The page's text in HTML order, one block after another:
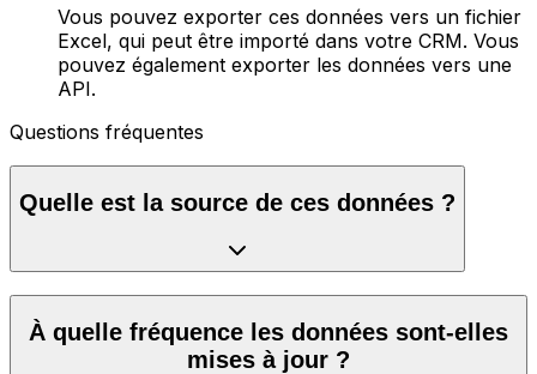
Vous pouvez exporter ces données vers un fichier
Excel, qui peut être importé dans votre CRM. Vous
pouvez également exporter les données vers une
API.
Questions fréquentes
Quelle est la source de ces données ?
À quelle fréquence les données sont-elles
mises à jour ?